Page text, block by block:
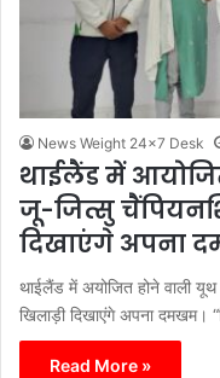
News Weight 24x7 Desk
थाईलैंड में
जू-जित्सु
दिखाएंगे अपना
थाईलैंड में अयोजित होने वाली
खिलाड़ी दिखाएंगे अपना दमखम।
Read More »